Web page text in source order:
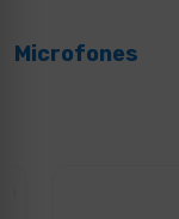
Microfones